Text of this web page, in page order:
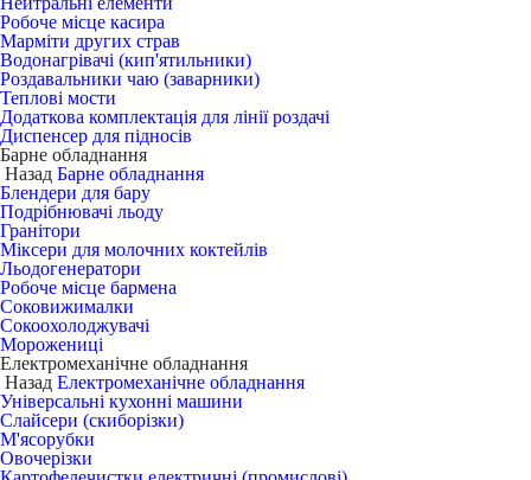
Робоче місце касира
Марміти других страв
Водонагрівачі (кип'ятильники)
Роздавальники чаю (заварники)
Теплові мости
Додаткова комплектація для лінії роздачі
Диспенсер для підносів
Барне обладнання
Назад Барне обладнання
Блендери для бару
Подрібнювачі льоду
Гранітори
Міксери для молочних коктейлів
Льодогенератори
Робоче місце бармена
Соковижималки
Сокоохолоджувачі
Морожениці
Електромеханічне обладнання
Назад Електромеханічне обладнання
Універсальні кухонні машини
Слайсери (скиборізки)
М'ясорубки
Овочерізки